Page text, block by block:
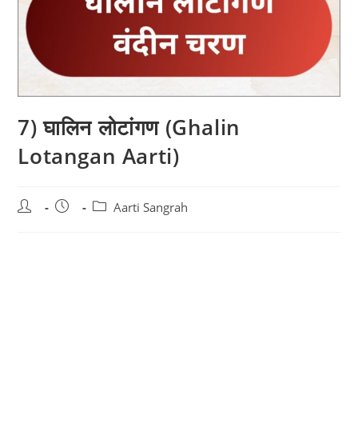
7) घालिन लोटांगण (Ghalin
Lotangan Aarti)
Post
Post
PostAarti Sangrah